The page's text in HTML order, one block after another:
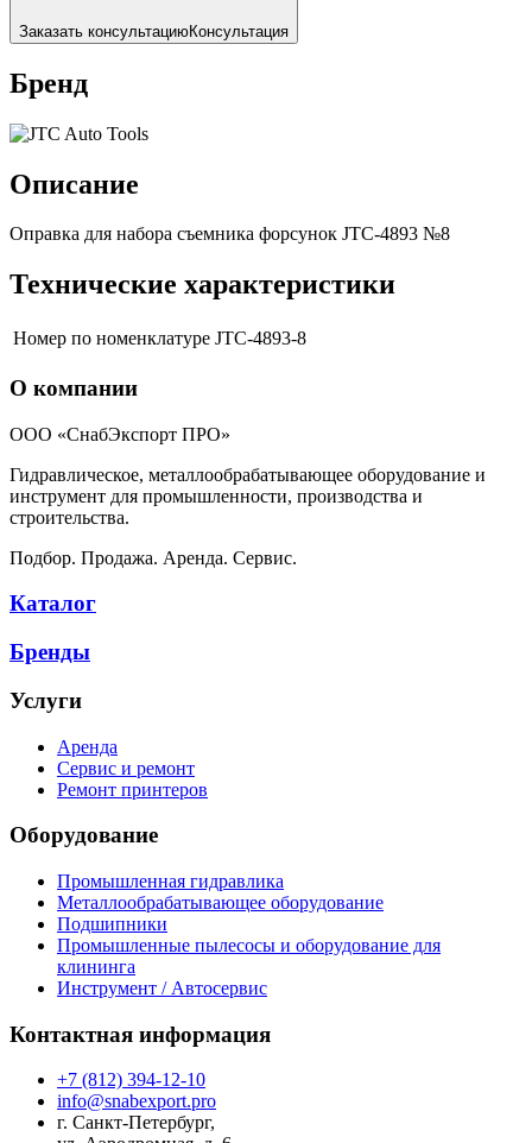
Заказать консультациюКонсультация
Бренд
Описание
Оправка для набора съемника форсунок JTC-4893 №8
Технические характеристики
Номер по номенклатуре JTC-4893-8
О компании
ООО «СнабЭкспорт ПРО»
Гидравлическое, металлообрабатывающее оборудование и
инструмент для промышленности, производства и
строительства.
Подбор. Продажа. Аренда. Сервис.
Каталог
Бренды
Услуги
Аренда
Сервис и ремонт
Ремонт принтеров
Оборудование
Промышленная гидравлика
Металлообрабатывающее оборудование
Подшипники
Промышленные пылесосы и оборудование для
клининга
Инструмент / Автосервис
Контактная информация
+7 (812) 394-12-10
info@snabexport.pro
г. Санкт-Петербург,